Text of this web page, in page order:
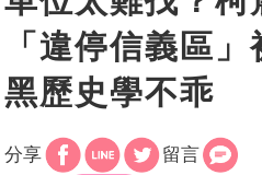
「違停信義區
黑歷史學不乖
分享 留言